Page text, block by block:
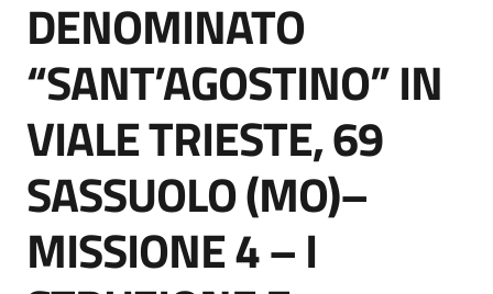
site
Seguici
su
DENOMINATO
“SANT’AGOSTINO” IN
VIALE TRIESTE, 69
SASSUOLO (MO)–
MISSIONE 4 – I